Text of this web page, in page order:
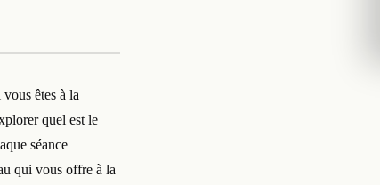
êtes à la
quel est le
séance
qui vous offre à la